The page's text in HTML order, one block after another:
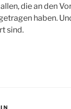
die an den
haben.
sind.